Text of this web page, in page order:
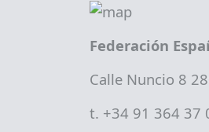
Federación
Calle Nuncio 8
t. +34 91 364 37